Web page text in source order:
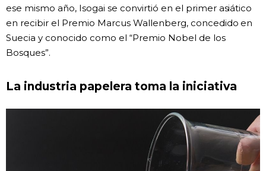
ese mismo año, Isogai se convirtió en el primer asiático
en recibir el Premio Marcus Wallenberg, concedido en
Suecia y conocido como el “Premio Nobel de los
Bosques”.
La industria papelera toma la iniciativa